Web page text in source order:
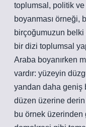
toplumsal, politik
boyanması örneği,
birçoğumuzun belki
bir dizi toplumsal
Araba boyanırken
vardır: yüzeyin
yandan daha geniş
düzen üzerine derin
bu örnek üzerinden